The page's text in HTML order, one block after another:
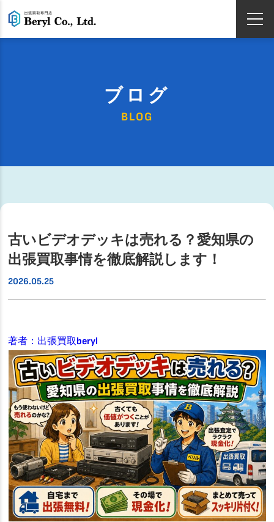
ブログ
BLOG
古いビデオデッキは売れる？愛知県の
出張買取事情を徹底解説します！
2026.05.25
著者：出張買取beryl